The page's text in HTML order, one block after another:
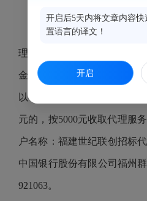
成交人在领取成交通知书
理有限公司缴纳代理服务费
金额按差额定率累进法计算
以下部分收费费率标准:
元的，按5000元收取代理服
户名称：福建世纪联创招标
中国银行股份有限公司福州
921063。
开启后5天内将文章内容
置语言的译文！
开启